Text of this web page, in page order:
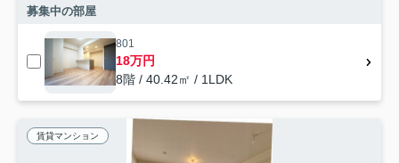
募集中の部屋
801
18万円
8階 / 40.42㎡ / 1LDK
賃貸マンション